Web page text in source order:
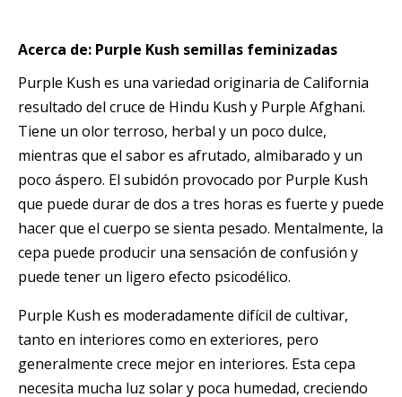
Acerca de: Purple Kush semillas feminizadas
Purple Kush es una variedad originaria de California
resultado del cruce de Hindu Kush y Purple Afghani.
Tiene un olor terroso, herbal y un poco dulce,
mientras que el sabor es afrutado, almibarado y un
poco áspero. El subidón provocado por Purple Kush
que puede durar de dos a tres horas es fuerte y puede
hacer que el cuerpo se sienta pesado. Mentalmente, la
cepa puede producir una sensación de confusión y
puede tener un ligero efecto psicodélico.
Purple Kush es moderadamente difícil de cultivar,
tanto en interiores como en exteriores, pero
generalmente crece mejor en interiores. Esta cepa
necesita mucha luz solar y poca humedad, creciendo